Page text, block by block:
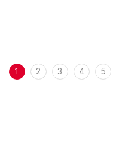
1 2 3 4 5